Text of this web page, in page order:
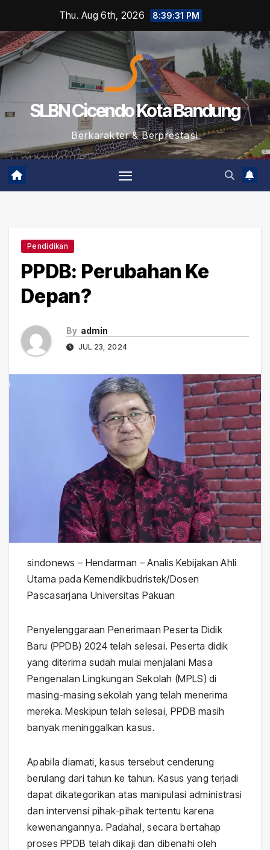
content
Thu. Aug 6th, 2026 8:39:32 PM
SLBN Cicendo Kota Bandung
Berkarakter & Berprestasi
Pendidikan
PPDB: Perubahan Ke
Depan?
By admin
JUL 23, 2024
sindonews – Hendarman – Analis Kebijakan Ahli
Utama pada Kemendikbudristek/Dosen
Pascasarjana Universitas Pakuan
Penyelenggaraan Penerimaan Peserta Didik
Baru (PPDB) 2024 telah selesai. Peserta didik
yang diterima sudah mulai menjalani Masa
Pengenalan Lingkungan Sekolah (MPLS) di
masing-masing sekolah yang telah menerima
mereka. Meskipun telah selesai, PPDB masih
banyak meninggalkan kasus.
Apabila diamati, kasus tersebut cenderung
berulang dari tahun ke tahun. Kasus yang terjadi
dapat dikategorikan atas manipulasi administrasi
dan intervensi pihak-pihak tertentu karena
kewenangannya. Padahal, secara bertahap
proses PPDB telah dikaji dan dibenahi oleh